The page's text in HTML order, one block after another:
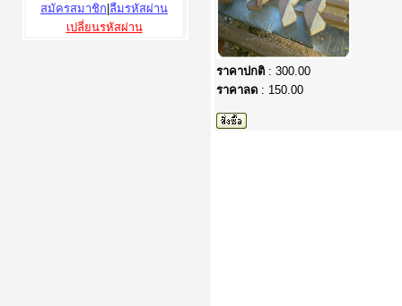
สมัครสมาชิก ลืมรหัสผ่าน
เปลี่ยนรหัสผ่าน
ราคาปกติ : 300.00
ราคาลด : 150.00